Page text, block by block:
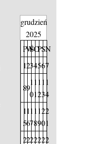
grudzień
2025
PW
ŚCPSN
1234567
89
1
0
1
1
1
2
1
3
1
4
1
5
1
6
1
7
1
8
1
9
2
0
2
1
2222222